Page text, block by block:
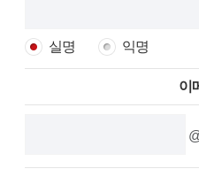
실명 익명
이